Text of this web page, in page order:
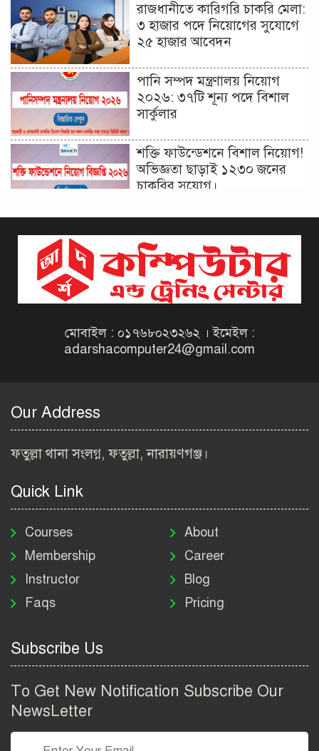
রাজধানীতে কারিগরি চাকরি মেলা:
৩ হাজার পদে নিয়োগের সুযোগে
২৫ হাজার আবেদন
পানি সম্পদ মন্ত্রণালয় নিয়োগ
২০২৬: ৩৭টি শূন্য পদে বিশাল
সার্কুলার
শক্তি ফাউন্ডেশনে বিশাল নিয়োগ!
অভিজ্ঞতা ছাড়াই ১২৩০ জনের
চাকরির সুযোগ।
বিজ্ঞপ্তি ২০২৬ | Taxes Zone
Dinajpur Job Circular 2026
বেসরকারি সংস্থা সেতু (SETU)
Job Circular 2026
২০২৬ | BIWTA Job Circular
নিয়োগ বিজ্ঞপ্তি ২০২৬ | DNC
Job Circular 2026
পাসপোর্ট করতে কি কি লাগে
২০২৬ | ই-পাসপোর্ট আবেদন ও
Group Job Circular 2026
তথ্য অধিদপ্তর নিয়োগ বিজ্ঞপ্তি
মোবাইল : ০১৭৬৮০২৩২৬২ । ইমেইল :
adarshacomputer24@gmail.com
Our Address
ফতুল্লা থানা সংলগ্ন, ফতুল্লা, নারায়ণগঞ্জ।
Quick Link
Courses
Membership
Instructor
Faqs
About
Career
Blog
Pricing
Subscribe Us
To Get New Notification Subscribe Our
NewsLetter